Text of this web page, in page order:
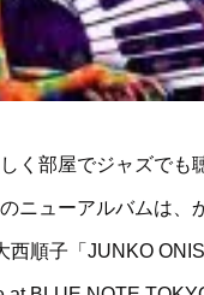
く部屋でジャズでも
ニューアルバムは、
西順子「JUNKO